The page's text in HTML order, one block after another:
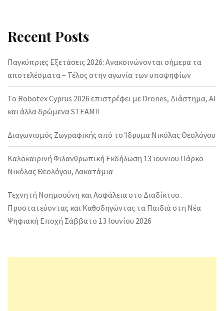
Recent Posts
Παγκύπριες Εξετάσεις 2026: Ανακοινώνονται σήμερα τα
αποτελέσματα – Τέλος στην αγωνία των υποψηφίων
Το Robotex Cyprus 2026 επιστρέφει με Drones, Διάστημα, AI
και άλλα δρώμενα STEAM!!
Διαγωνισμός Ζωγραφικής από το Ίδρυμα Νικόλας Θεολόγου
Καλοκαιρινή Φιλανθρωπική Εκδήλωση 13 ιουνιου Πάρκο
Νικόλας Θεολόγου, Λακατάμια
Τεχνητή Νοημοσύνη και Ασφάλεια στο Διαδίκτυο .
Προστατεύοντας και Καθοδηγώντας τα Παιδιά στη Νέα
Ψηφιακή Εποχή Σάββατο 13 Ιουνίου 2026